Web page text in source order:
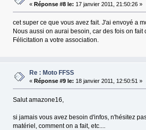
«Réponse #8 le: 17 janvier 2011, 21:50:26 »
cet super ce que vous avez fait. J'ai envoyé a
Nous aussi on aurai besoin, car des fois on
Félicitation a votre association.
Re : Moto FFSS
«Réponse #9 le: 18 janvier 2011, 12:50:51 »
Salut amazone16,
si jamais vous avez besoin d'infos, n'hésitez
matériel, comment on a fait, etc....